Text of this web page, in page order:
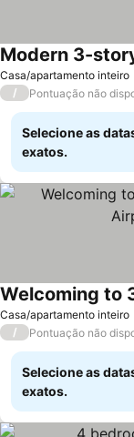
Casa/apartamento inteiro
/ Pontuação não
Selecione as
exatos.
Casa/apartamento inteiro
/ Pontuação não
Selecione as
exatos.